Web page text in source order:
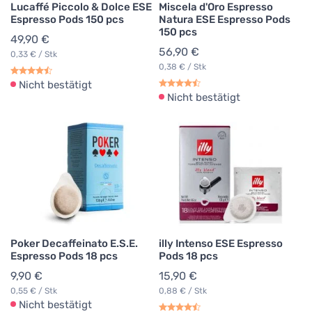
Lucaffé Piccolo & Dolce ESE
Espresso Pods 150 pcs
49,90 €
0,33 € / Stk
Nicht bestätigt
Miscela d'Oro Espresso
Natura ESE Espresso Pods
150 pcs
56,90 €
0,38 € / Stk
Nicht bestätigt
Poker Decaffeinato E.S.E.
Espresso Pods 18 pcs
9,90 €
0,55 € / Stk
Nicht bestätigt
illy Intenso ESE Espresso
Pods 18 pcs
15,90 €
0,88 € / Stk